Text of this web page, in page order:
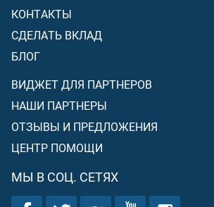
КОНТАКТЫ
СДЕЛАТЬ ВКЛАД
БЛОГ
ВИДЖЕТ ДЛЯ ПАРТНЕРОВ
НАШИ ПАРТНЕРЫ
ОТЗЫВЫ И ПРЕДЛОЖЕНИЯ
ЦЕНТР ПОМОЩИ
МЫ В СОЦ. СЕТЯХ